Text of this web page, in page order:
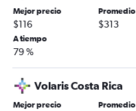
Mejor precio
$116
Promedio
$313
A tiempo
79 %
Volaris Costa Rica
Mejor precio Promedio